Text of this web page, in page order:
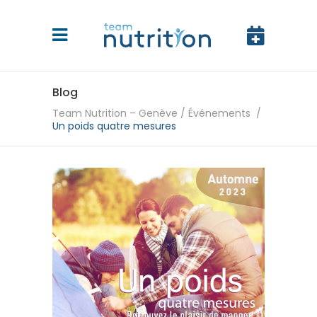
Blog
Team Nutrition – Genève / Événements /
Un poids quatre mesures